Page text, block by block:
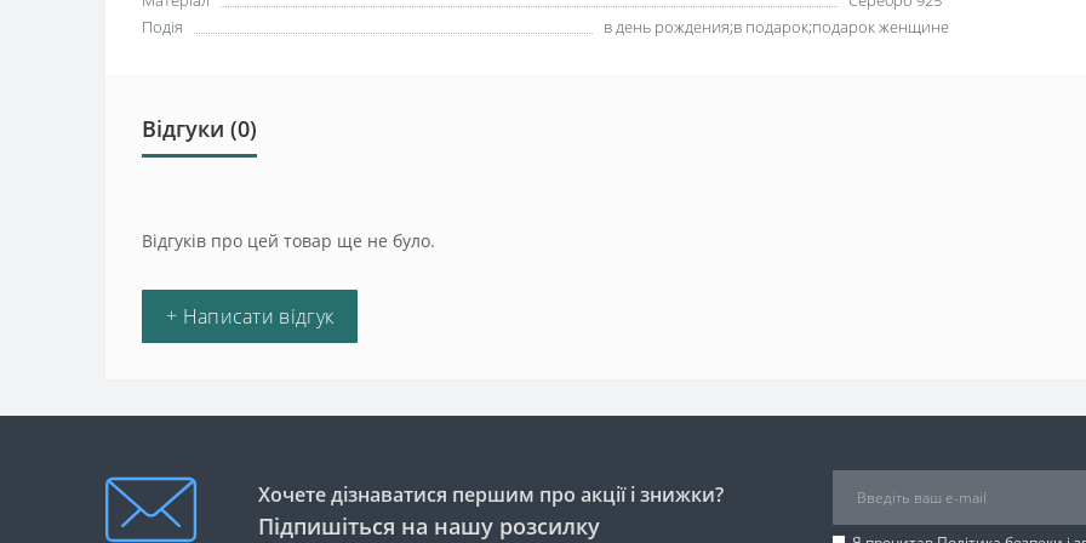
Подія
в день рождения;в подарок;подарок женщине
Відгуки (0)
Відгуків про цей товар ще не було.
+ Написати відгук
Хочете дізнаватися першим про акції і знижки?
Підпишіться на нашу розсилку